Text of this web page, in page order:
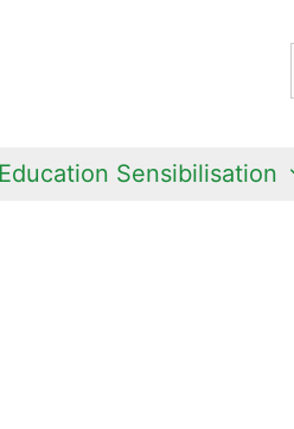
Education Sensibilisation